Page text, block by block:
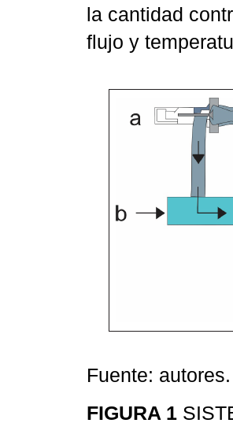
la cantidad
flujo y
Fuente: autores.
FIGURA 1